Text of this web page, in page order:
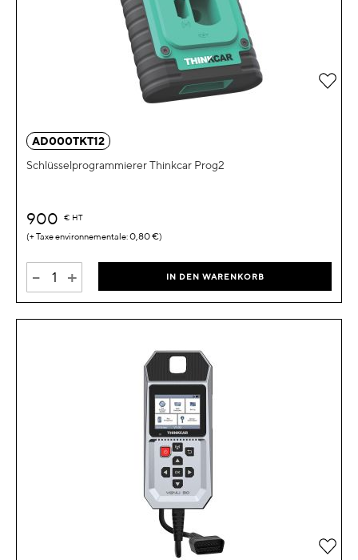
AD000TKT12
Schlüsselprogrammierer Thinkcar Prog2
900 € HT
0,80 €
- + IN DEN WARENKORB
Zur
Zur